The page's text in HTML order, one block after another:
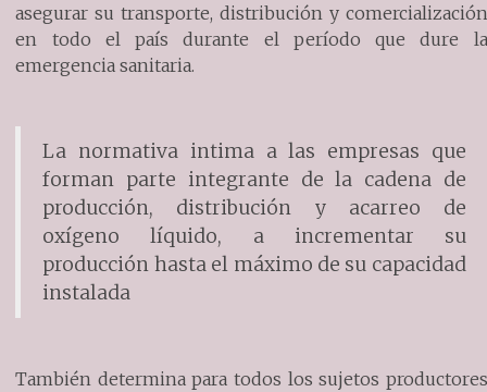
asegurar su transporte, distribución y comercialización
en todo el país durante el período que dure la
emergencia sanitaria.
La normativa intima a las empresas que
forman parte integrante de la cadena de
producción, distribución y acarreo de
oxígeno líquido, a incrementar su
producción hasta el máximo de su capacidad
instalada
También determina para todos los sujetos productores